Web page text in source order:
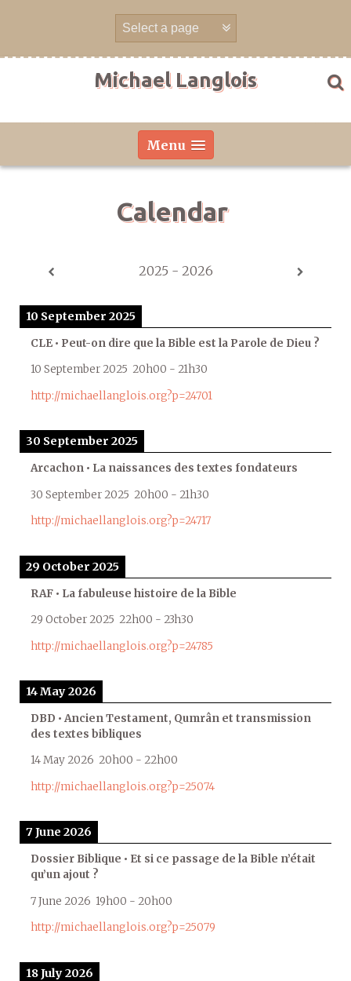
Michael Langlois
Menu
Calendar
2025 - 2026
10 September 2025
CLE • Peut-on dire que la Bible est la Parole de Dieu ?
10 September 2025 20h00 - 21h30
http://michaellanglois.org?p=24701
30 September 2025
Arcachon • La naissances des textes fondateurs
30 September 2025 20h00 - 21h30
http://michaellanglois.org?p=24717
29 October 2025
RAF • La fabuleuse histoire de la Bible
29 October 2025 22h00 - 23h30
http://michaellanglois.org?p=24785
14 May 2026
DBD • Ancien Testament, Qumrân et transmission
des textes bibliques
14 May 2026 20h00 - 22h00
http://michaellanglois.org?p=25074
7 June 2026
Dossier Biblique • Et si ce passage de la Bible n’était
qu’un ajout ?
7 June 2026 19h00 - 20h00
http://michaellanglois.org?p=25079
18 July 2026